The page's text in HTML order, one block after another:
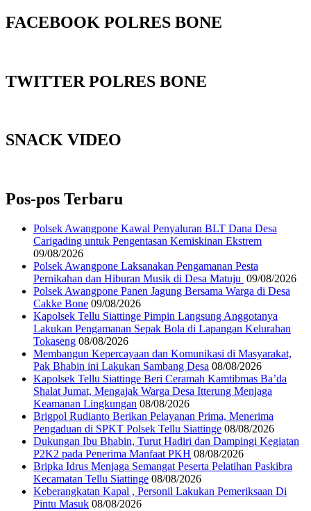
FACEBOOK POLRES BONE
TWITTER POLRES BONE
SNACK VIDEO
Pos-pos Terbaru
‎Polsek Awangpone Kawal Penyaluran BLT Dana Desa
Carigading untuk Pengentasan Kemiskinan Ekstrem
09/08/2026
‎Polsek Awangpone Laksanakan Pengamanan Pesta
Pernikahan dan Hiburan Musik di Desa Matuju ‎ 09/08/2026
Polsek Awangpone Panen Jagung Bersama Warga di Desa
Cakke Bone 09/08/2026
Kapolsek Tellu Siattinge Pimpin Langsung Anggotanya
Lakukan Pengamanan Sepak Bola di Lapangan Kelurahan
Tokaseng 08/08/2026
Membangun Kepercayaan dan Komunikasi di Masyarakat,
Pak Bhabin ini Lakukan Sambang Desa 08/08/2026
Kapolsek Tellu Siattinge Beri Ceramah Kamtibmas Ba’da
Shalat Jumat, Mengajak Warga Desa Itterung Menjaga
Keamanan Lingkungan 08/08/2026
Brigpol Rudianto Berikan Pelayanan Prima, Menerima
Pengaduan di SPKT Polsek Tellu Siattinge 08/08/2026
Dukungan Ibu Bhabin, Turut Hadiri dan Dampingi Kegiatan
P2K2 pada Penerima Manfaat PKH 08/08/2026
Bripka Idrus Menjaga Semangat Peserta Pelatihan Paskibra
Kecamatan Tellu Siattinge 08/08/2026
Keberangkatan Kapal , Personil Lakukan Pemeriksaan Di
Pintu Masuk 08/08/2026